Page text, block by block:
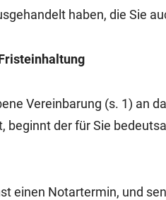
haben, die Sie
Vereinbarung (s. 1) an
beginnt der für Sie
einen Notartermin, und